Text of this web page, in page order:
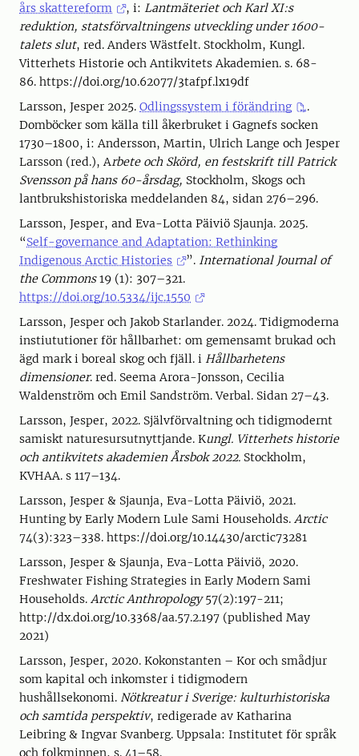
års skattereform
, i:Lantmäteriet och Karl XI:s
reduktion, statsförvaltningens utveckling under 1600-
talets slut, red. Anders Wästfelt. Stockholm, Kungl.
Vitterhets Historie och Antikvitets Akademien. s. 68-
86. https://doi.org/10.62077/3tafpf.lx19df
Larsson, Jesper 2025. Odlingssystem i förändring
.
Domböcker som källa till åkerbruket i Gagnefs socken
1730–1800, i: Andersson, Martin, Ulrich Lange och Jesper
Larsson (red.), Arbete och Skörd, en festskrift till Patrick
Svensson på hans 60-årsdag, Stockholm, Skogs och
lantbrukshistoriska meddelanden 84, sidan 276–296.
Larsson, Jesper, and Eva-Lotta Päiviö Sjaunja. 2025.
“Self-governance and Adaptation: Rethinking
Indigenous Arctic Histories
”. International Journal of
the Commons19 (1): 307–321.
https://doi.org/10.5334/ijc.1550
Larsson, Jesper och Jakob Starlander. 2024. Tidigmoderna
instiututioner för hållbarhet: om gemensamt brukad och
ägd mark i boreal skog och fjäll. i Hållbarhetens
dimensioner. red. Seema Arora-Jonsson, Cecilia
Waldenström och Emil Sandström. Verbal. Sidan 27–43.
Larsson, Jesper, 2022. Självförvaltning och tidigmodernt
samiskt naturesursutnyttjande. Kungl. Vitterhets historie
och antikvitets akademien Årsbok 2022. Stockholm,
KVHAA. s 117–134.
Larsson, Jesper & Sjaunja, Eva-Lotta Päiviö, 2021.
Hunting by Early Modern Lule Sami Households. Arctic
74(3):323–338. https://doi.org/10.14430/arctic73281
Larsson, Jesper & Sjaunja, Eva-Lotta Päiviö, 2020.
Freshwater Fishing Strategies in Early Modern Sami
Households. Arctic Anthropology57(2):197-211;
http://dx.doi.org/10.3368/aa.57.2.197 (published May
2021)
Larsson, Jesper, 2020. Kokonstanten – Kor och smådjur
som kapital och inkomster i tidigmodern
hushållsekonomi. Nötkreatur i Sverige: kulturhistoriska
och samtida perspektiv, redigerade av Katharina
Leibring & Ingvar Svanberg. Uppsala: Institutet för språk
och folkminnen, s. 41–58.